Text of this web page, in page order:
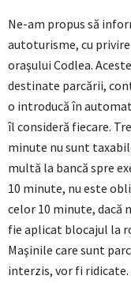
Ne-am propus să
autoturisme, cu
oraşului Codlea.
destinate parcării,
o introducă în
îl consideră fiecare.
minute nu sunt
multă la bancă spre
10 minute, nu este
celor 10 minute, dacă
fie aplicat blocajul la
Maşinile care sunt
interzis, vor fi ridicate.